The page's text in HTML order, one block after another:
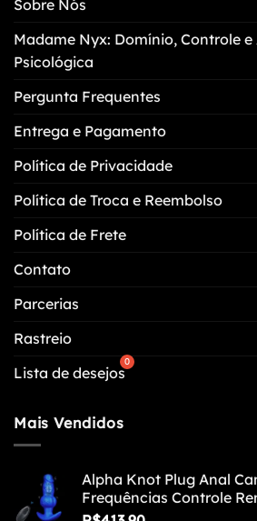
ser
na
página
produto
Sobre Nós
Madame Nyx: Domínio, Controle
Psicológica
Pergunta Frequentes
Entrega e Pagamento
Política de Privacidade
Política de Troca e Reembolso
Política de Frete
Contato
Parcerias
Rastreio
Lista de desejos
Mais Vendidos
Alpha Knot Plug Anal
Frequências Controle